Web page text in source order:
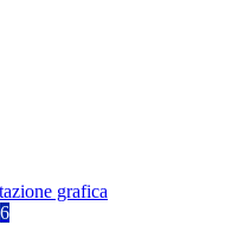
grafica
6